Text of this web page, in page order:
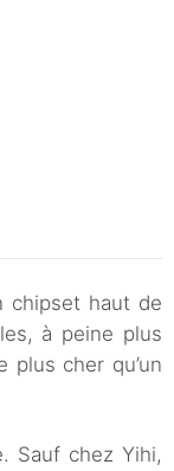
chipset haut de
à peine plus
plus cher qu’un
Sauf chez Yihi,